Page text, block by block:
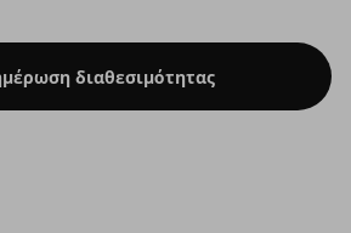
διαθεσιμότητας